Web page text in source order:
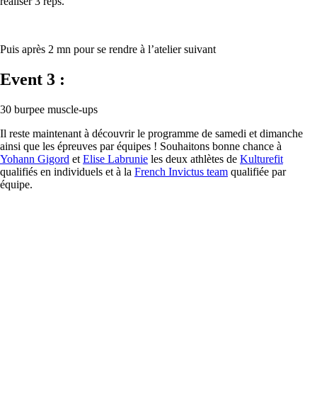
Puis après 2 mn pour se rendre à l’atelier suivant
Event 3 :
30 burpee muscle-ups
Il reste maintenant à découvrir le programme de samedi et dimanche
ainsi que les épreuves par équipes ! Souhaitons bonne chance à
Yohann Gigord et Elise Labrunie les deux athlètes de Kulturefit
qualifiés en individuels et à la French Invictus team qualifiée par
équipe.